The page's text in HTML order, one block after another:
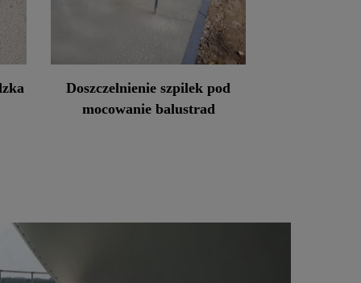
Doszczelnienie szpilek pod
mocowanie balustrad